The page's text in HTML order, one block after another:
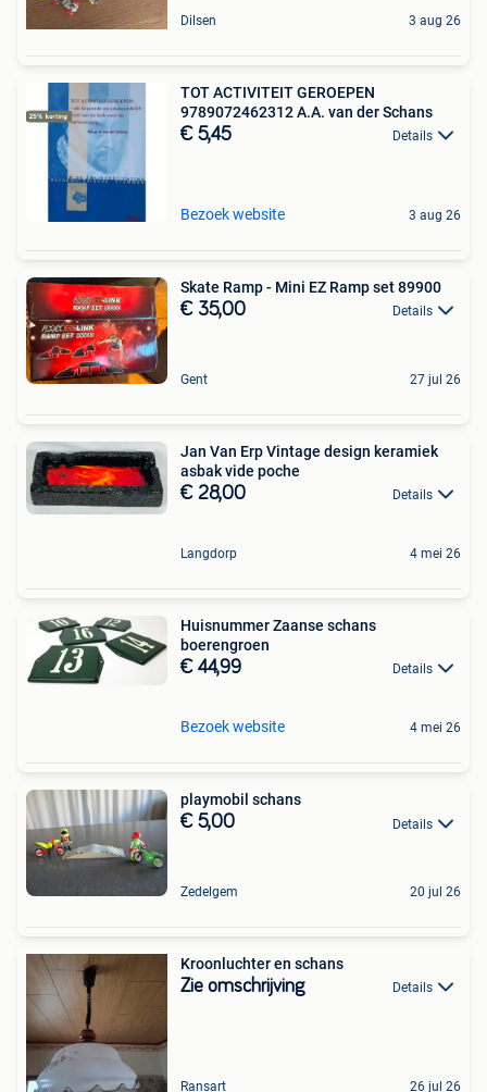
Dilsen 3 aug 26
TOT ACTIVITEIT GEROEPEN
9789072462312 A.A. van der Schans
€ 5,45 Details
Bezoek website 3 aug 26
Skate Ramp - Mini EZ Ramp set 89900
€ 35,00 Details
Gent 27 jul 26
Jan Van Erp Vintage design keramiek
asbak vide poche
€ 28,00 Details
Langdorp 4 mei 26
Huisnummer Zaanse schans
boerengroen
€ 44,99 Details
Bezoek website 4 mei 26
playmobil schans
€ 5,00 Details
Zedelgem 20 jul 26
Kroonluchter en schans
Zie omschrijving Details
Ransart 26 jul 26